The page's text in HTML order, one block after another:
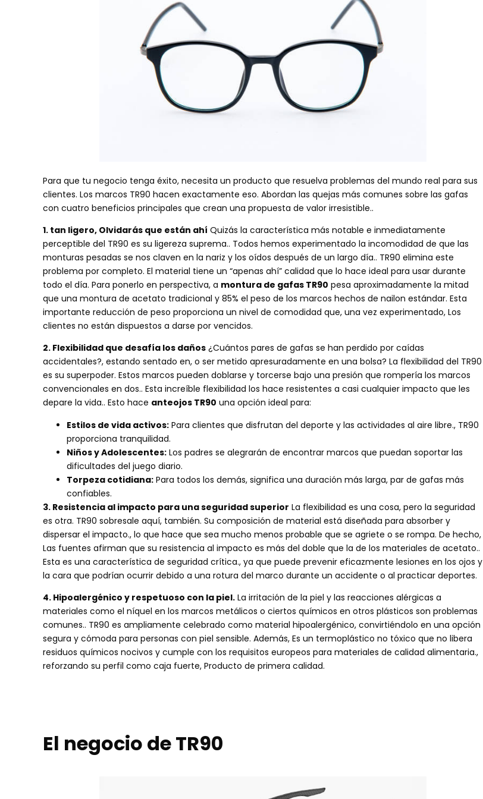
Para que tu negocio tenga éxito, necesita un producto que resuelva problemas del mundo real para sus
clientes. Los marcos TR90 hacen exactamente eso. Abordan las quejas más comunes sobre las gafas
con cuatro beneficios principales que crean una propuesta de valor irresistible..
1. tan ligero, Olvidarás que están ahí Quizás la característica más notable e inmediatamente
perceptible del TR90 es su ligereza suprema.. Todos hemos experimentado la incomodidad de que las
monturas pesadas se nos claven en la nariz y los oídos después de un largo día.. TR90 elimina este
problema por completo. El material tiene un “apenas ahí” calidad que lo hace ideal para usar durante
todo el día. Para ponerlo en perspectiva, a montura de gafas TR90 pesa aproximadamente la mitad
que una montura de acetato tradicional y 85% el peso de los marcos hechos de nailon estándar. Esta
importante reducción de peso proporciona un nivel de comodidad que, una vez experimentado, Los
clientes no están dispuestos a darse por vencidos.
2. Flexibilidad que desafía los daños ¿Cuántos pares de gafas se han perdido por caídas
accidentales?, estando sentado en, o ser metido apresuradamente en una bolsa? La flexibilidad del TR90
es su superpoder. Estos marcos pueden doblarse y torcerse bajo una presión que rompería los marcos
convencionales en dos.. Esta increíble flexibilidad los hace resistentes a casi cualquier impacto que les
depare la vida.. Esto hace anteojos TR90 una opción ideal para:
Estilos de vida activos: Para clientes que disfrutan del deporte y las actividades al aire libre., TR90
proporciona tranquilidad.
Niños y Adolescentes: Los padres se alegrarán de encontrar marcos que puedan soportar las
dificultades del juego diario.
Torpeza cotidiana: Para todos los demás, significa una duración más larga, par de gafas más
confiables.
3. Resistencia al impacto para una seguridad superior La flexibilidad es una cosa, pero la seguridad
es otra. TR90 sobresale aquí, también. Su composición de material está diseñada para absorber y
dispersar el impacto., lo que hace que sea mucho menos probable que se agriete o se rompa. De hecho,
Las fuentes afirman que su resistencia al impacto es más del doble que la de los materiales de acetato..
Esta es una característica de seguridad crítica., ya que puede prevenir eficazmente lesiones en los ojos y
la cara que podrían ocurrir debido a una rotura del marco durante un accidente o al practicar deportes.
4. Hipoalergénico y respetuoso con la piel. La irritación de la piel y las reacciones alérgicas a
materiales como el níquel en los marcos metálicos o ciertos químicos en otros plásticos son problemas
comunes.. TR90 es ampliamente celebrado como material hipoalergénico, convirtiéndolo en una opción
segura y cómoda para personas con piel sensible. Además, Es un termoplástico no tóxico que no libera
residuos químicos nocivos y cumple con los requisitos europeos para materiales de calidad alimentaria.,
reforzando su perfil como caja fuerte, Producto de primera calidad.
El negocio de TR90